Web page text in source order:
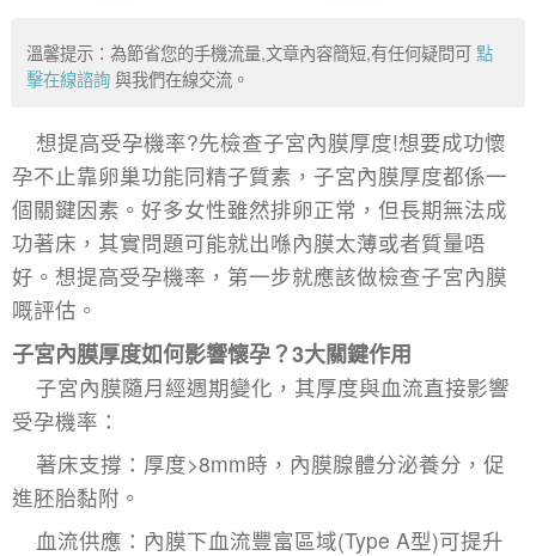
溫馨提示：為節省您的手機流量,文章內容簡短,有任何疑問可點
擊在線諮詢 與我們在線交流。
想提高受孕機率?先檢查子宮內膜厚度!想要成功懷
孕不止靠卵巢功能同精子質素，子宮內膜厚度都係一
個關鍵因素。好多女性雖然排卵正常，但長期無法成
功著床，其實問題可能就出喺內膜太薄或者質量唔
好。想提高受孕機率，第一步就應該做檢查子宮內膜
嘅評估。
子宮內膜厚度如何影響懷孕？3大關鍵作用
子宮內膜隨月經週期變化，其厚度與血流直接影響
受孕機率：
著床支撐：厚度>8mm時，內膜腺體分泌養分，促
進胚胎黏附。
血流供應：內膜下血流豐富區域(Type A型)可提升